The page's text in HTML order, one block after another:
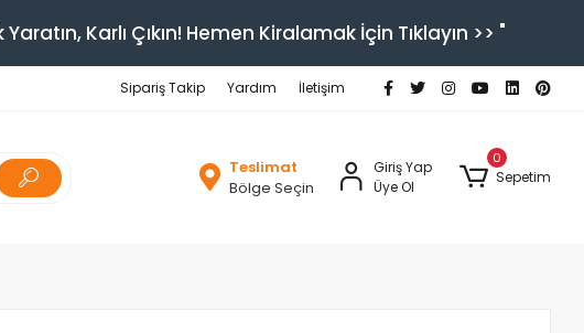
Karlı Çıkın! Hemen Kiralamak İçin Tıklayın >> "
Sipariş Takip Yardım İletişim
Teslimat
Bölge Seçin
Giriş Yap
Üye Ol
0
Sepetim